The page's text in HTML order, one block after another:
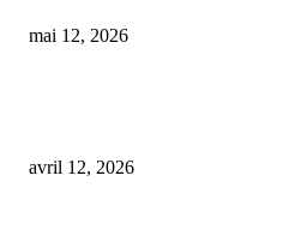
mai 12, 2026
avril 12, 2026